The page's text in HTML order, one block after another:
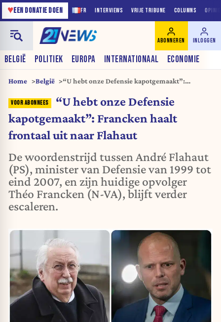
FR INTERVIEWS VRIJE TRIBUNE COLUMNS
♥EEN DONATIE DOEN
BELGIË POLITIEK EUROPA INTERNATIONAAL ECONOMIE
ABONNEREN INLOGGEN
Home België
“U hebt onze Defensie kapotgemaakt”:
“U hebt onze Defensie
kapotgemaakt”: Francken haalt
frontaal uit naar Flahaut
De woordenstrijd tussen André Flahaut
(PS), minister van Defensie van 1999 tot
eind 2007, en zijn huidige opvolger
Théo Francken (N-VA), blijft verder
escaleren.